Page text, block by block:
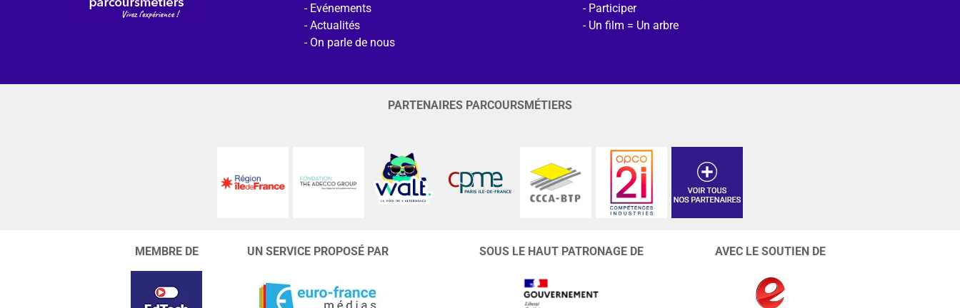
Evénements
Actualités
On parle de nous
Participer
Un film = Un arbre
PARTENAIRES PARCOURSMÉTIERS
MEMBRE DE UN SERVICE PROPOSÉ PAR SOUS LE HAUT PATRONAGE DE AVEC LE SOUTIEN DE